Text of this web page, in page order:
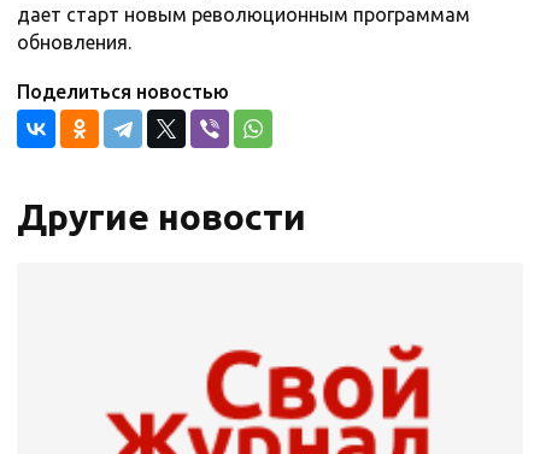
дает старт новым революционным программам
обновления.
Поделиться новостью
Другие новости